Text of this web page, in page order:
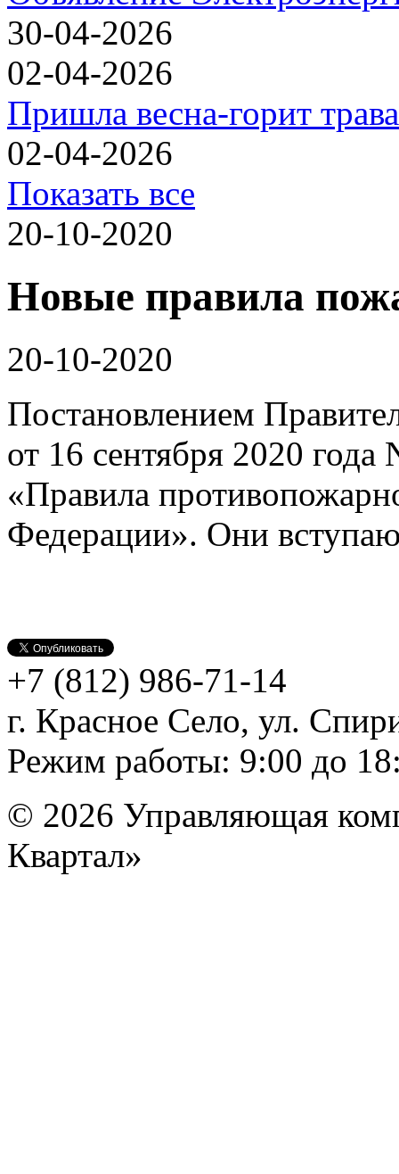
30-04-2026
02-04-2026
Пришла весна-горит трава
02-04-2026
Показать все
20-10-2020
Новые правила
20-10-2020
Постановлением
от 16 сентября 2020
«Правила
Федерации». Они
+7 (812) 986-71-14
г. Красное Село, ул.
Режим работы: 9:00 до
© 2026 Управляющая
Квартал»